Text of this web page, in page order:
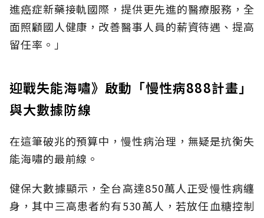
進癌症新藥接軌國際，提供更先進的醫療服務，全
面照顧國人健康，改善醫事人員的薪資待遇、提高
留任率。」
迎戰失能海嘯》啟動「慢性病888計畫」
與大數據防線
在這筆破兆的預算中，慢性病治理，無疑是抗衡失
能海嘯的最前線。
健保大數據顯示，全台高達850萬人正受慢性病纏
身，其中三高患者約有530萬人，若放任血糖控制